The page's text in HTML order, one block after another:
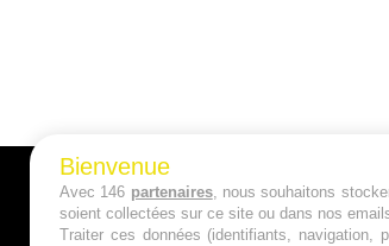
A PROPOS
Bienvenue
Avec 146 partenaires, nous souhaitons
soient collectées sur ce site ou dans nos
Traiter ces données (identifiants, navigation,